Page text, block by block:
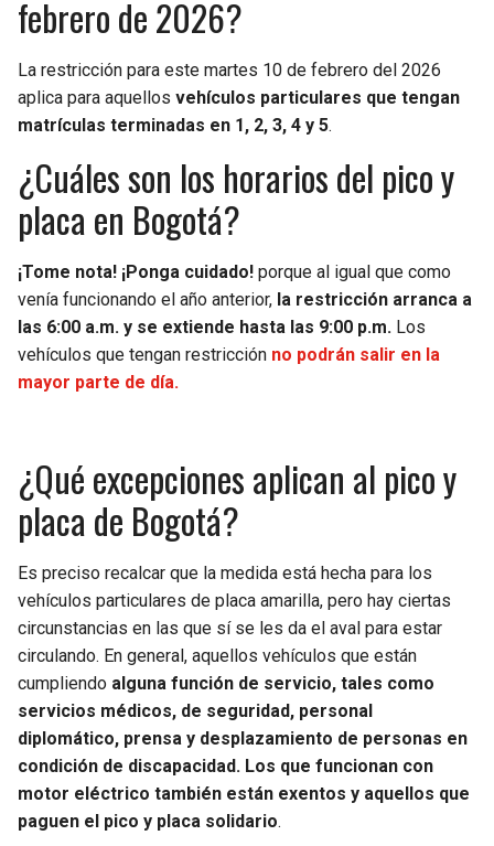
febrero de 2026?
La restricción para este martes 10 de febrero del 2026
aplica para aquellos vehículos particulares que tengan
matrículas terminadas en 1, 2, 3, 4 y 5.
¿Cuáles son los horarios del pico y
placa en Bogotá?
¡Tome nota! ¡Ponga cuidado! porque al igual que como
venía funcionando el año anterior, la restricción arranca a
las 6:00 a.m. y se extiende hasta las 9:00 p.m. Los
vehículos que tengan restricción no podrán salir en la
mayor parte de día.
¿Qué excepciones aplican al pico y
placa de Bogotá?
Es preciso recalcar que la medida está hecha para los
vehículos particulares de placa amarilla, pero hay ciertas
circunstancias en las que sí se les da el aval para estar
circulando. En general, aquellos vehículos que están
cumpliendo alguna función de servicio, tales como
servicios médicos, de seguridad, personal
diplomático, prensa y desplazamiento de personas en
condición de discapacidad. Los que funcionan con
motor eléctrico también están exentos y aquellos que
paguen el pico y placa solidario.